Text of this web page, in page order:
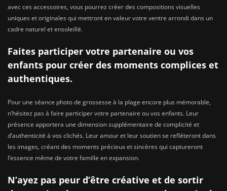
avec ces accessoires, vous pourrez créer des compositions visuelles
uniques et originales qui mettront en valeur votre ventre arrondi dans un
cadre naturel et ensoleillé.
Faites participer votre partenaire ou vos
enfants pour créer des moments complices et
authentiques.
Pour une séance photo de grossesse à la plage encore plus mémorable,
n’hésitez pas à faire participer votre partenaire ou vos enfants. Leur
présence apportera une dimension supplémentaire de complicité et
d’authenticité à vos clichés. Leur amour et leur soutien se refléteront dans
les images, créant des moments précieux et sincères qui captureront
l’essence même de votre famille en expansion.
N’ayez pas peur d’être créative et de sortir